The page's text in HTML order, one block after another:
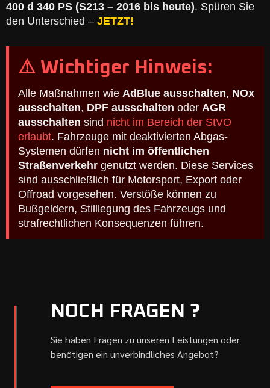
400 d 340 PS (S213 – 2016 bis heute). Spüren Sie
den Unterschied – JETZT!
⚠ Wichtiger Hinweis:
Alle Maßnahmen wie AdBlue ausschalten, NOx
ausschalten, DPF ausschalten oder AGR
ausschalten sind nicht im Bereich der StVO
erlaubt. Fahrzeuge mit deaktivierten Abgas-
Systemen dürfen nicht im öffentlichen
Straßenverkehr genutzt werden. Diese Services
sind ausschließlich für Motorsport, Export oder
Offroad vorgesehen. Verstöße können zu
Bußgeldern, Stilllegung des Fahrzeugs und
strafrechtlichen Konsequenzen führen.
NOCH FRAGEN ?
Sie haben Fragen zu unseren Leistungen oder
benötigen ein unverbindliches Angebot?